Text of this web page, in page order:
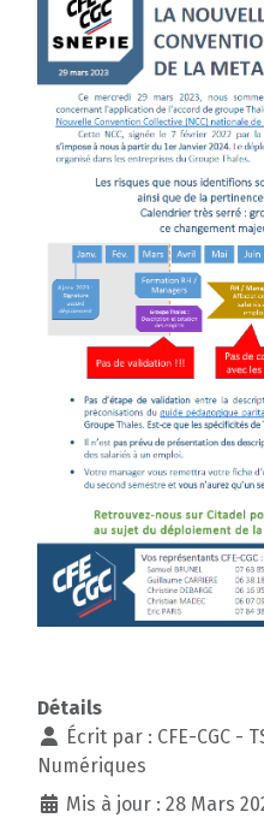
Détails
Écrit par : CFE-CGC -
Numériques
Mis à jour : 28 Mars